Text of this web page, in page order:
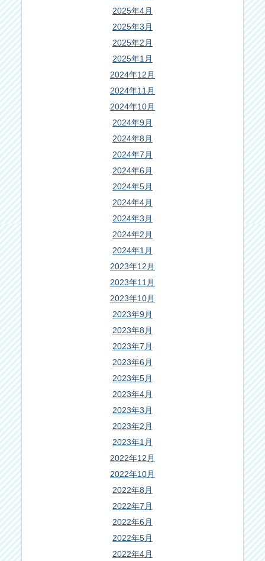
2025年4月
2025年3月
2025年2月
2025年1月
2024年12月
2024年11月
2024年10月
2024年9月
2024年8月
2024年7月
2024年6月
2024年5月
2024年4月
2024年3月
2024年2月
2024年1月
2023年12月
2023年11月
2023年10月
2023年9月
2023年8月
2023年7月
2023年6月
2023年5月
2023年4月
2023年3月
2023年2月
2023年1月
2022年12月
2022年10月
2022年8月
2022年7月
2022年6月
2022年5月
2022年4月